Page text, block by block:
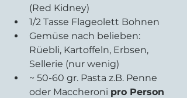
(Red Kidney)
1/2 Tasse Flageolett Bohnen
Gemüse nach belieben:
Rüebli, Kartoffeln, Erbsen,
Sellerie (nur wenig)
~ 50-60 gr. Pasta z.B. Penne
oder Maccheroni pro Person